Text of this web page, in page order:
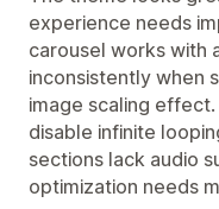
experience needs
carousel works with
inconsistently when
image scaling
disable infinite
sections lack audio
optimization needs